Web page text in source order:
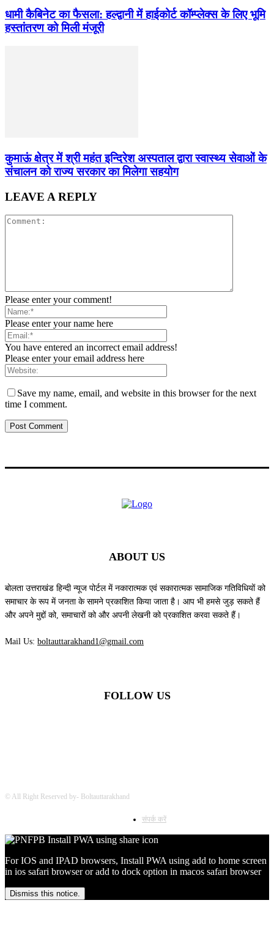
धामी कैबिनेट का फैसला: हल्द्वानी में हाईकोर्ट कॉम्प्लेक्स के लिए भूमि
हस्तांतरण को मिली मंजूरी
कुमाऊं क्षेत्र में श्री महंत इन्दिरेश अस्पताल द्वारा स्वास्थ्य सेवाओं के
संचालन को राज्य सरकार का मिलेगा सहयोग
LEAVE A REPLY
Please enter your comment!
Please enter your name here
You have entered an incorrect email address!
Please enter your email address here
Save my name, email, and website in this browser for the next
time I comment.
ABOUT US
बोलता उत्तराखंड हिन्दी न्यूज पोर्टल में नकारात्मक एवं सकारात्मक सामाजिक गतिविधियों को
समाचार के रूप में जनता के सामने प्रकाशित किया जाता है। आप भी हमसे जुड़ सकते हैं
और अपने मुद्दों को, समाचारों को और अपनी लेखनी को प्रकाशित करवा सकते हैं।
Mail Us: boltauttarakhand1@gmail.com
FOLLOW US
© All Right Reserved by- Boltauttarakhand
संपर्क करें
For IOS and IPAD browsers, Install PWA using add to home screen
in ios safari browser or add to dock option in macos safari browser
Dismiss this notice.